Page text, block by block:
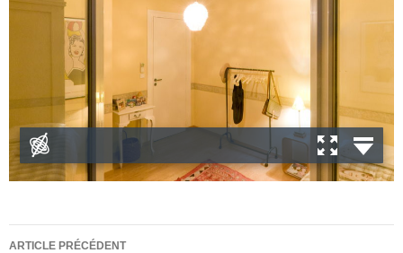
Navigation
ARTICLE PRÉCÉDENT